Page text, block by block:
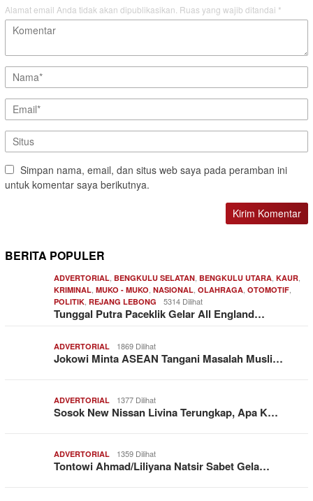
Alamat email Anda tidak akan dipublikasikan. Ruas yang wajib ditandai *
Simpan nama, email, dan situs web saya pada peramban ini
untuk komentar saya berikutnya.
BERITA POPULER
ADVERTORIAL, BENGKULU SELATAN, BENGKULU UTARA, KAUR,
KRIMINAL, MUKO - MUKO, NASIONAL, OLAHRAGA, OTOMOTIF,
POLITIK, REJANG LEBONG 5314 Dilihat
Tunggal Putra Paceklik Gelar All England…
ADVERTORIAL 1869 Dilihat
Jokowi Minta ASEAN Tangani Masalah Musli…
ADVERTORIAL 1377 Dilihat
Sosok New Nissan Livina Terungkap, Apa K…
ADVERTORIAL 1359 Dilihat
Tontowi Ahmad/Liliyana Natsir Sabet Gela…